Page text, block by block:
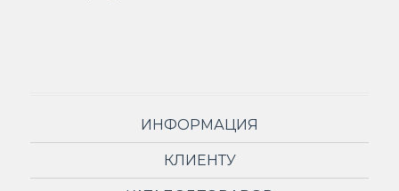
ИНФОРМАЦИЯ
КЛИЕНТУ